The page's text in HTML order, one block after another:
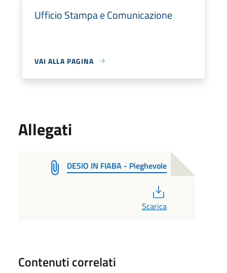
Ufficio Stampa e Comunicazione
VAI ALLA PAGINA
Allegati
DESIO IN FIABA - Pieghevole
Scarica
Contenuti correlati